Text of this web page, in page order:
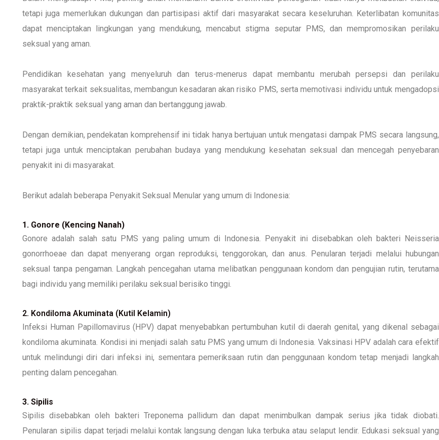
tetapi juga memerlukan dukungan dan partisipasi aktif dari masyarakat secara keseluruhan. Keterlibatan komunitas
dapat menciptakan lingkungan yang mendukung, mencabut stigma seputar PMS, dan mempromosikan perilaku
seksual yang aman.
Pendidikan kesehatan yang menyeluruh dan terus-menerus dapat membantu merubah persepsi dan perilaku
masyarakat terkait seksualitas, membangun kesadaran akan risiko PMS, serta memotivasi individu untuk mengadopsi
praktik-praktik seksual yang aman dan bertanggung jawab.
Dengan demikian, pendekatan komprehensif ini tidak hanya bertujuan untuk mengatasi dampak PMS secara langsung,
tetapi juga untuk menciptakan perubahan budaya yang mendukung kesehatan seksual dan mencegah penyebaran
penyakit ini di masyarakat.
Berikut adalah beberapa Penyakit Seksual Menular yang umum di Indonesia:
1. Gonore (Kencing Nanah)
Gonore adalah salah satu PMS yang paling umum di Indonesia. Penyakit ini disebabkan oleh bakteri Neisseria
gonorrhoeae dan dapat menyerang organ reproduksi, tenggorokan, dan anus. Penularan terjadi melalui hubungan
seksual tanpa pengaman. Langkah pencegahan utama melibatkan penggunaan kondom dan pengujian rutin, terutama
bagi individu yang memiliki perilaku seksual berisiko tinggi.
2. Kondiloma Akuminata (Kutil Kelamin)
Infeksi Human Papillomavirus (HPV) dapat menyebabkan pertumbuhan kutil di daerah genital, yang dikenal sebagai
kondiloma akuminata. Kondisi ini menjadi salah satu PMS yang umum di Indonesia. Vaksinasi HPV adalah cara efektif
untuk melindungi diri dari infeksi ini, sementara pemeriksaan rutin dan penggunaan kondom tetap menjadi langkah
penting dalam pencegahan.
3. Sipilis
Sipilis disebabkan oleh bakteri Treponema pallidum dan dapat menimbulkan dampak serius jika tidak diobati.
Penularan sipilis dapat terjadi melalui kontak langsung dengan luka terbuka atau selaput lendir. Edukasi seksual yang